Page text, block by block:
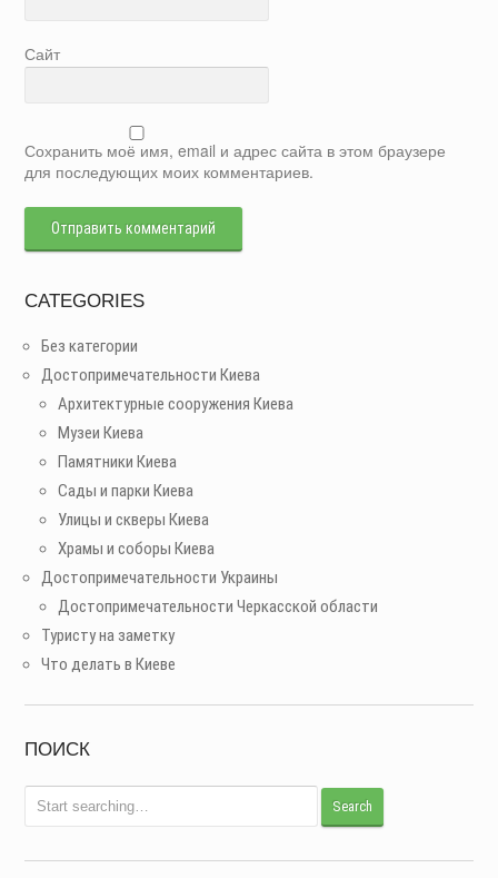
Сайт
Сохранить моё имя, email и адрес сайта в этом браузере
для последующих моих комментариев.
CATEGORIES
Без категории
Достопримечательности Киева
Архитектурные сооружения Киева
Музеи Киева
Памятники Киева
Сады и парки Киева
Улицы и скверы Киева
Храмы и соборы Киева
Достопримечательности Украины
Достопримечательности Черкасской области
Туристу на заметку
Что делать в Киеве
ПОИСК